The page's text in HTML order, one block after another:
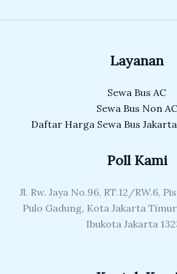
Layanan
Sewa Bus AC
Sewa Bus Non AC
Daftar Harga Sewa Bus
Poll Kami
Jl. Rw. Jaya No.96, RT.12/RW.6,
Pulo Gadung, Kota Jakarta
Ibukota Jakarta